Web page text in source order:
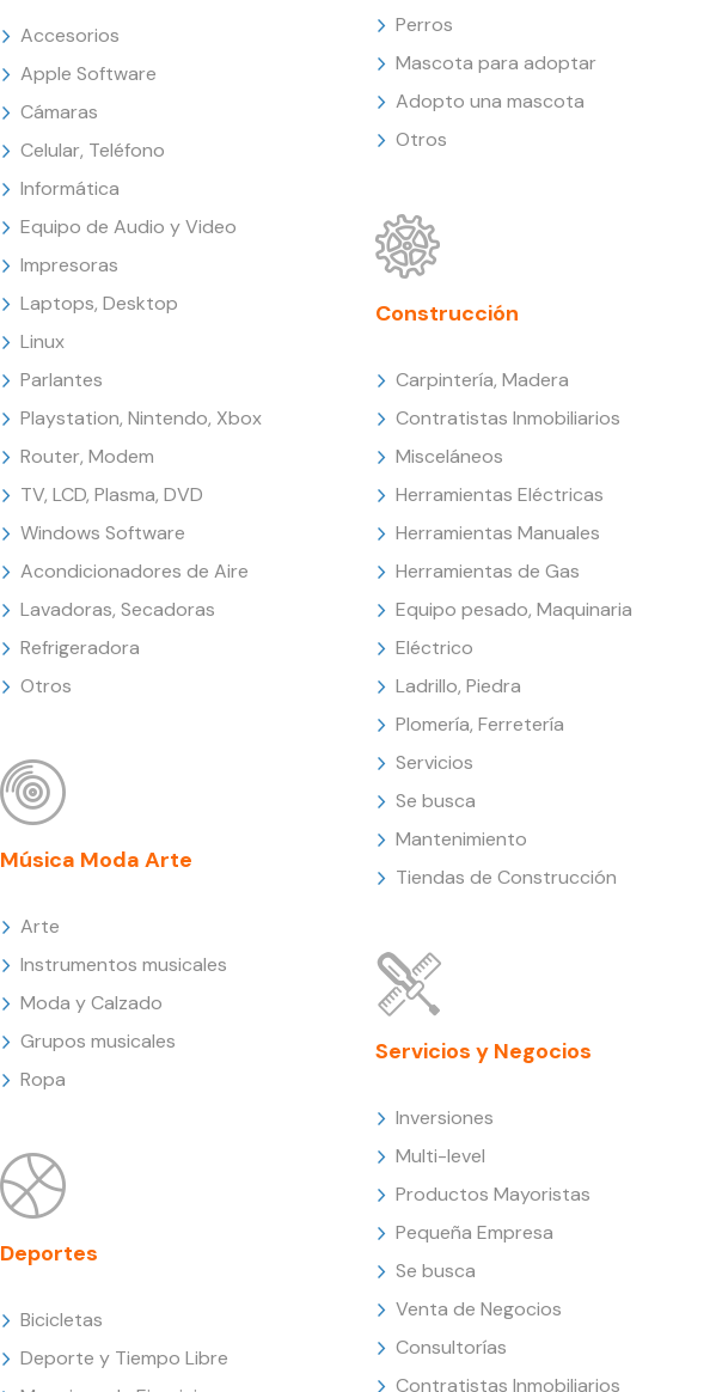
Accesorios
Apple Software
Cámaras
Celular, Teléfono
Informática
Equipo de Audio y Video
Impresoras
Laptops, Desktop
Linux
Parlantes
Playstation, Nintendo, Xbox
Router, Modem
TV, LCD, Plasma, DVD
Windows Software
Acondicionadores de Aire
Lavadoras, Secadoras
Refrigeradora
Otros
Música Moda Arte
Arte
Instrumentos musicales
Moda y Calzado
Grupos musicales
Ropa
Deportes
Bicicletas
Deporte y Tiempo Libre
Perros
Mascota para adoptar
Adopto una mascota
Otros
Construcción
Carpintería, Madera
Contratistas Inmobiliarios
Misceláneos
Herramientas Eléctricas
Herramientas Manuales
Herramientas de Gas
Equipo pesado, Maquinaria
Eléctrico
Ladrillo, Piedra
Plomería, Ferretería
Servicios
Se busca
Mantenimiento
Tiendas de Construcción
Servicios y Negocios
Inversiones
Multi-level
Productos Mayoristas
Pequeña Empresa
Se busca
Venta de Negocios
Consultorías
Contratistas Inmobiliarios